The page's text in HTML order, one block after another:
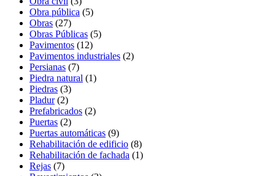
Obra pública (5)
Obras (27)
Obras Públicas (5)
Pavimentos (12)
Pavimentos industriales (2)
Persianas (7)
Piedra natural (1)
Piedras (3)
Pladur(2)
Prefabricados (2)
Puertas (2)
Puertas automáticas (9)
Rehabilitación de edificio (8)
Rehabilitación de fachada (1)
Rejas (7)